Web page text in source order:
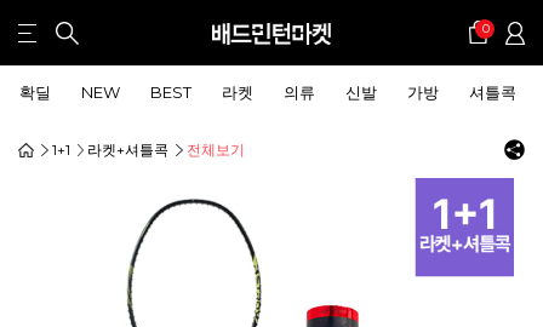
0
확딜 NEW BEST 라켓 의류 신발 가방 셔틀콕
1+1 라켓+셔틀콕 전체보기